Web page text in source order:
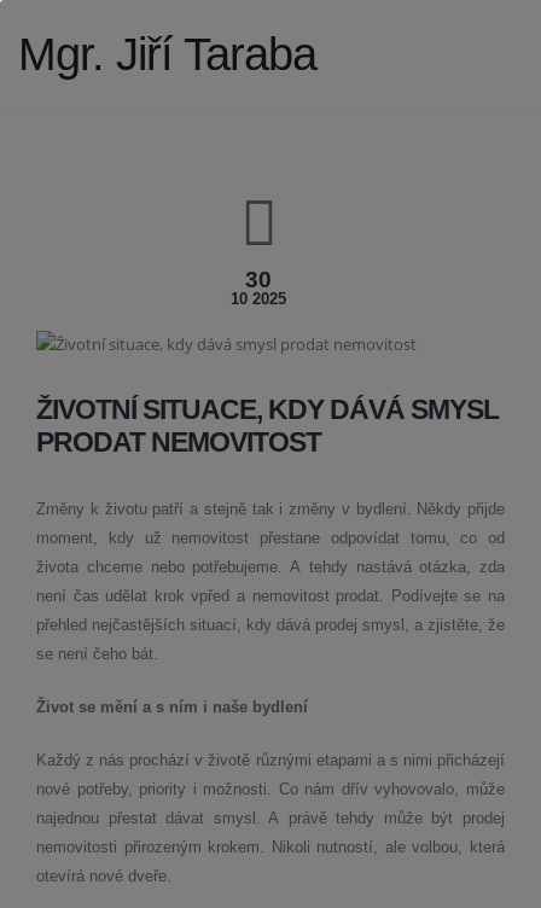
Mgr. Jiří Taraba
30
10 2025
ŽIVOTNÍ SITUACE, KDY DÁVÁ SMYSL
PRODAT NEMOVITOST
Změny k životu patří a stejně tak i změny v bydlení. Někdy přijde
moment, kdy už nemovitost přestane odpovídat tomu, co od
života chceme nebo potřebujeme. A tehdy nastává otázka, zda
není čas udělat krok vpřed a nemovitost prodat. Podívejte se na
přehled nejčastějších situací, kdy dává prodej smysl, a zjistěte, že
se není čeho bát.
Život se mění a s ním i naše bydlení
Každý z nás prochází v životě různými etapami a s nimi přicházejí
nové potřeby, priority i možnosti. Co nám dřív vyhovovalo, může
najednou přestat dávat smysl. A právě tehdy může být prodej
nemovitosti přirozeným krokem. Nikoli nutností, ale volbou, která
otevírá nové dveře.